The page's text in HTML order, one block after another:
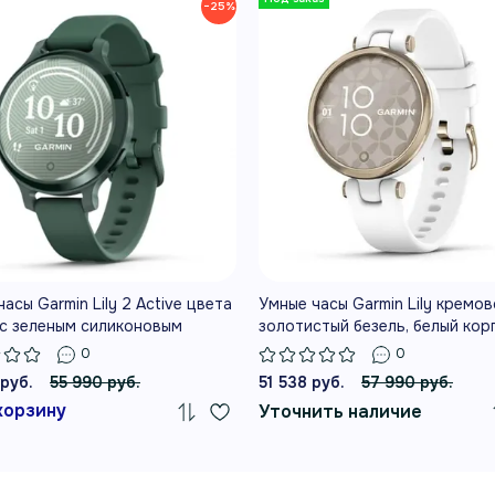
КРУГЛОСУТОЧНЫЙ
МОНИТОРИНГ ПУЛЬСА И
ПОКАЗАТЕЛЕЙ ЗДОРОВЬЯ
СТИЛЬ
ДЕНЬ
Lily 2 Active
стеклом, встроенный
компактном корпусе
ВОЗМОЖНОСТИ
на каждый день
И СТИЛЬНЫЙ
−25%
Garmin Lily 2 Active цвета
зеленым силиконовым
0
55 990 руб.
Умные часы Garmin Lily
золотистый безель, белый
силиконовый ремешок
0
51 538 руб. 57 990 руб.
Уточнить наличие